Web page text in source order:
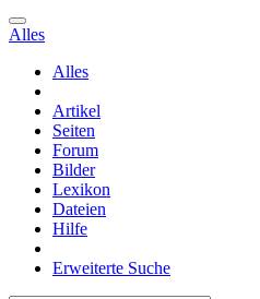
Alles
Alles
Artikel
Seiten
Forum
Bilder
Lexikon
Dateien
Hilfe
Erweiterte Suche